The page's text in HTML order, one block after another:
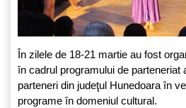
În zilele de 18-21 martie au fost
în cadrul programului de parteneriat
parteneri din judeţul Hunedoara în
programe în domeniul cultural.